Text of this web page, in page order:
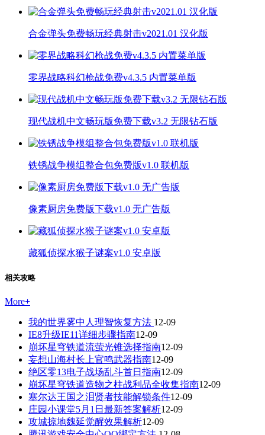
合金弹头免费畅玩经典射击v2021.01 汉化版
零界战略科幻枪战免费v4.3.5 内置菜单版
现代战机中文畅玩版免费下载v3.2 无限钻石版
铁锈战争模组整合包免费版v1.0 联机版
像素厨房免费版下载v1.0 无广告版
藏狐侦探水猴子谜案v1.0 安卓版
相关攻略
More+
我的世界雾中人理智恢复方法 12-09
IE8升级IE11详细步骤指南12-09
崩坏星穹铁道流萤光锥选择指南12-09
妄想山海村长上官鸣武器指南12-09
绝区零13电子战场乱斗首日指南12-09
崩坏星穹铁道造物之柱战利品全收集指南12-09
塞尔达王国之泪贤者技能解锁条件12-09
庄园小课堂5月1日最新答案解析12-09
攻城掠地魏延觉醒效果解析12-09